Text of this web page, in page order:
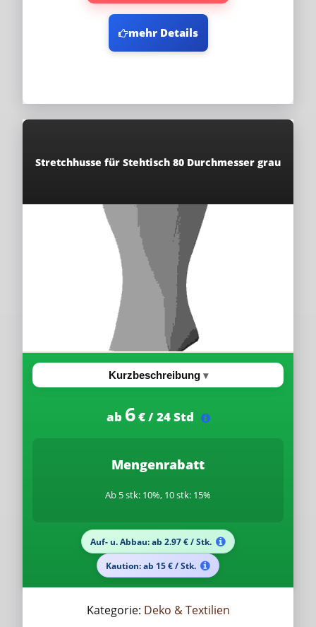
mehr Details
Stretchhusse für Stehtisch 80 Durchmesser grau
Kurzbeschreibung
ab 6€ / 24 Std
Mengenrabatt
Ab 5 stk: 10%, 10 stk: 15%
Auf- u. Abbau: ab 2.97 € / Stk.
Kaution: ab 15 € / Stk.
Kategorie: Deko & Textilien